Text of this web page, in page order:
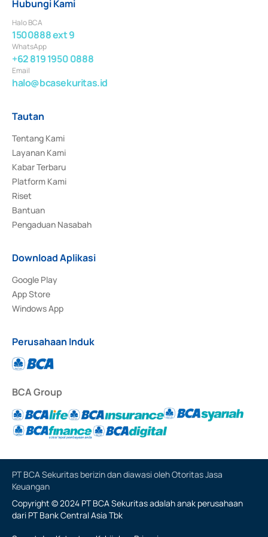
Hubungi Kami
Halo BCA
1500888 ext 9
WhatsApp
+62 819 1950 0888
Email
halo@bcasekuritas.id
Tautan
Tentang Kami
Layanan Kami
Kabar Terbaru
Platform Kami
Riset
Bantuan
Pengaduan Nasabah
Download Aplikasi
Google Play
App Store
Windows App
Perusahaan Induk
BCA Group
PT BCA Sekuritas berizin dan diawasi oleh Otoritas Jasa
Keuangan
Copyright © 2024 PT BCA Sekuritas adalah anak perusahaan
dari PT Bank Central Asia Tbk